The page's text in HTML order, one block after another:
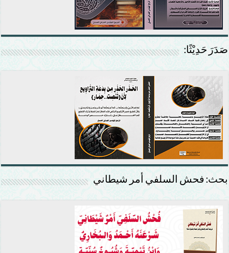
صَدَرَ حَدِيْثًا:
بحث: فحش السلفي أمر شيطاني